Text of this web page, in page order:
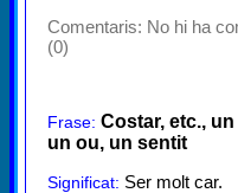
Comentaris: No hi ha
(0)
Frase: Costar, etc.,
un ou, un sentit
Significat: Ser molt car.